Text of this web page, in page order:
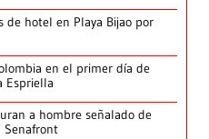
de hotel en Playa Bijao por
en el primer día de
Espriella
a hombre señalado de
Senafront